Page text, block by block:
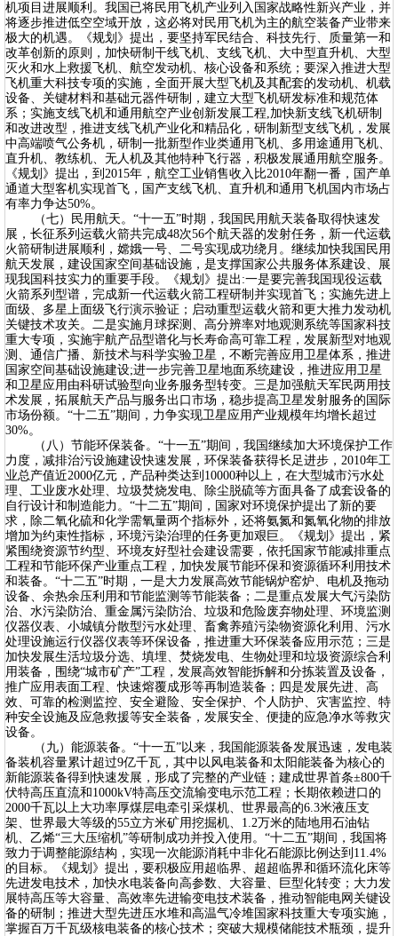
机项目进展顺利。我国已将民用飞机产业列入国家战略性新兴产业，并
将逐步推进低空空域开放，这必将对民用飞机为主的航空装备产业带来
极大的机遇。《规划》提出，要坚持军民结合、科技先行、质量第一和
改革创新的原则，加快研制干线飞机、支线飞机、大中型直升机、大型
灭火和水上救援飞机、航空发动机、核心设备和系统；要深入推进大型
飞机重大科技专项的实施，全面开展大型飞机及其配套的发动机、机载
设备、关键材料和基础元器件研制，建立大型飞机研发标准和规范体
系；实施支线飞机和通用航空产业创新发展工程,加快新支线飞机研制
和改进改型，推进支线飞机产业化和精品化，研制新型支线飞机，发展
中高端喷气公务机，研制一批新型作业类通用飞机、多用途通用飞机、
直升机、教练机、无人机及其他特种飞行器，积极发展通用航空服务。
《规划》提出，到2015年，航空工业销售收入比2010年翻一番，国产单
通道大型客机实现首飞，国产支线飞机、直升机和通用飞机国内市场占
有率力争达50%。
（七）民用航天。“十一五”时期，我国民用航天装备取得快速发
展，长征系列运载火箭共完成48次56个航天器的发射任务，新一代运载
火箭研制进展顺利，嫦娥一号、二号实现成功绕月。继续加快我国民用
航天发展，建设国家空间基础设施，是支撑国家公共服务体系建设、展
现我国科技实力的重要手段。《规划》提出:一是要完善我国现役运载
火箭系列型谱，完成新一代运载火箭工程研制并实现首飞；实施先进上
面级、多星上面级飞行演示验证；启动重型运载火箭和更大推力发动机
关键技术攻关。二是实施月球探测、高分辨率对地观测系统等国家科技
重大专项，实施宇航产品型谱化与长寿命高可靠工程，发展新型对地观
测、通信广播、新技术与科学实验卫星，不断完善应用卫星体系，推进
国家空间基础设施建设;进一步完善卫星地面系统建设，推进应用卫星
和卫星应用由科研试验型向业务服务型转变。三是加强航天军民两用技
术发展，拓展航天产品与服务出口市场，稳步提高卫星发射服务的国际
市场份额。“十二五”期间，力争实现卫星应用产业规模年均增长超过
30%。
（八）节能环保装备。“十一五”期间，我国继续加大环境保护工作
力度，减排治污设施建设快速发展，环保装备获得长足进步，2010年工
业总产值近2000亿元，产品种类达到10000种以上，在大型城市污水处
理、工业废水处理、垃圾焚烧发电、除尘脱硫等方面具备了成套设备的
自行设计和制造能力。“十二五”期间，国家对环境保护提出了新的要
求，除二氧化硫和化学需氧量两个指标外，还将氨氮和氮氧化物的排放
增加为约束性指标，环境污染治理的任务更加艰巨。《规划》提出，紧
紧围绕资源节约型、环境友好型社会建设需要，依托国家节能减排重点
工程和节能环保产业重点工程，加快发展节能环保和资源循环利用技术
和装备。“十二五”时期，一是大力发展高效节能锅炉窑炉、电机及拖动
设备、余热余压利用和节能监测等节能装备；二是重点发展大气污染防
治、水污染防治、重金属污染防治、垃圾和危险废弃物处理、环境监测
仪器仪表、小城镇分散型污水处理、畜禽养殖污染物资源化利用、污水
处理设施运行仪器仪表等环保设备，推进重大环保装备应用示范；三是
加快发展生活垃圾分选、填埋、焚烧发电、生物处理和垃圾资源综合利
用装备，围绕“城市矿产”工程，发展高效智能拆解和分拣装置及设备，
推广应用表面工程、快速熔覆成形等再制造装备；四是发展先进、高
效、可靠的检测监控、安全避险、安全保护、个人防护、灾害监控、特
种安全设施及应急救援等安全装备，发展安全、便捷的应急净水等救灾
设备。
（九）能源装备。“十一五”以来，我国能源装备发展迅速，发电装
备装机容量累计超过9亿千瓦，其中以风电装备和太阳能装备为核心的
新能源装备得到快速发展，形成了完整的产业链；建成世界首条±800千
伏特高压直流和1000kV特高压交流输变电示范工程；长期依赖进口的
2000千瓦以上大功率厚煤层电牵引采煤机、世界最高的6.3米液压支
架、世界最大等级的55立方米矿用挖掘机、1.2万米的陆地用石油钻
机、乙烯“三大压缩机”等研制成功并投入使用。“十二五”期间，我国将
致力于调整能源结构，实现一次能源消耗中非化石能源比例达到11.4%
的目标。《规划》提出，要积极应用超临界、超超临界和循环流化床等
先进发电技术，加快水电装备向高参数、大容量、巨型化转变；大力发
展特高压等大容量、高效率先进输变电技术装备，推动智能电网关键设
备的研制；推进大型先进压水堆和高温气冷堆国家科技重大专项实施，
掌握百万千瓦级核电装备的核心技术；突破大规模储能技术瓶颈，提升